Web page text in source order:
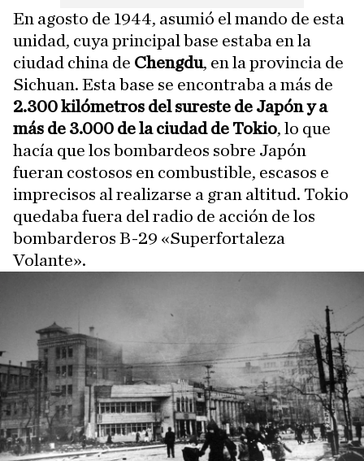
En agosto de 1944, asumió el mando de esta
unidad, cuya principal base estaba en la
ciudad china de Chengdu, en la provincia de
Sichuan. Esta base se encontraba a más de
2.300 kilómetros del sureste de Japón y a
más de 3.000 de la ciudad de Tokio, lo que
hacía que los bombardeos sobre Japón
fueran costosos en combustible, escasos e
imprecisos al realizarse a gran altitud. Tokio
quedaba fuera del radio de acción de los
bombarderos B-29 «Superfortaleza
Volante».